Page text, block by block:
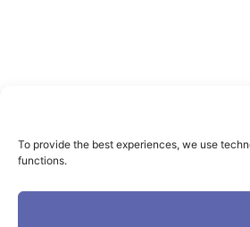
To provide the best experiences, we use
functions.